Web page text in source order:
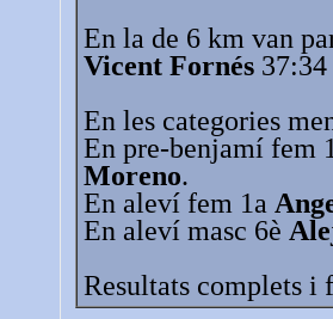
En la de 6 km van
Vicent Fornés 37:34
En les categories
En pre-benjamí fem
Moreno.
En aleví fem 1a
En aleví masc 6è
Resultats complets i